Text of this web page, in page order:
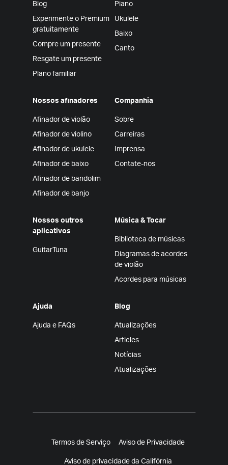
Blog
Experimente o Premium
gratuitamente
Compre um presente
Resgate um presente
Plano familiar
Piano
Ukulele
Baixo
Canto
Nossos afinadores
Afinador de violão
Afinador de violino
Afinador de ukulele
Afinador de baixo
Afinador de bandolim
Afinador de banjo
Companhia
Sobre
Carreiras
Imprensa
Contate-nos
Nossos outros
aplicativos
GuitarTuna
Música & Tocar
Biblioteca de músicas
Diagramas de acordes
de violão
Acordes para músicas
Ajuda
Ajuda e FAQs
Blog
Atualizações
Articles
Notícias
Atualizações
Termos de Serviço Aviso de Privacidade
Aviso de privacidade da Califórnia